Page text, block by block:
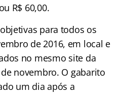
R$ 60,00.
para todos os
de 2016, em local e
no mesmo site da
novembro. O gabarito
um dia após a